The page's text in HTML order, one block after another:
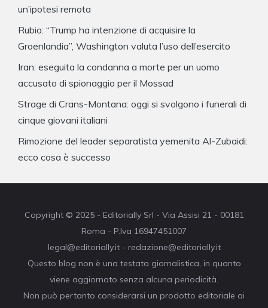
un’ipotesi remota
Rubio: “Trump ha intenzione di acquisire la
Groenlandia”, Washington valuta l’uso dell’esercito
Iran: eseguita la condanna a morte per un uomo
accusato di spionaggio per il Mossad
Strage di Crans-Montana: oggi si svolgono i funerali di
cinque giovani italiani
Rimozione del leader separatista yemenita Al-Zubaidi:
ecco cosa è successo
Copyright © 2025 - Editorially Srl - Via Assisi 21 - 00181
Roma - P.Iva 16947451007
legal@editorially.it - redazione@editorially.it
Questo blog non è una testata giornalistica, in quanto
viene aggiornato senza alcuna periodicità.
Non può pertanto considerarsi un prodotto editoriale ai